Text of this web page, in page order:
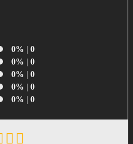
0% | 0
0% | 0
0% | 0
0% | 0
0% | 0